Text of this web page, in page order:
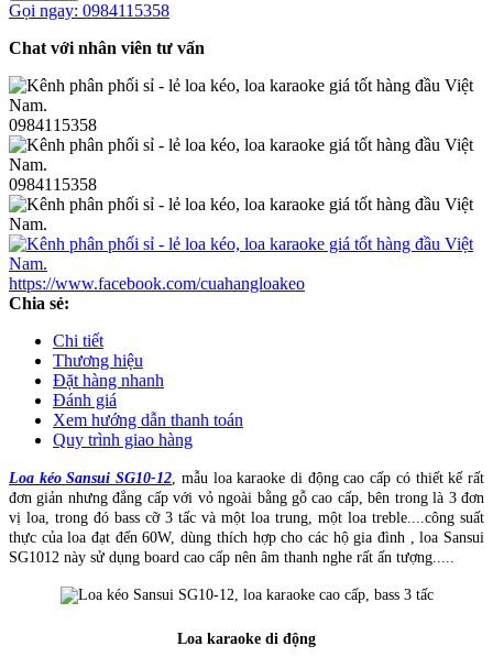
Gọi ngay: 0984115358
Chat với nhân viên tư vấn
0984115358
0984115358
https://www.facebook.com/cuahangloakeo
Chia sẻ:
Chi tiết
Thương hiệu
Đặt hàng nhanh
Đánh giá
Xem hướng dẫn thanh toán
Quy trình giao hàng
Loa kéo Sansui SG10-12, mẫu loa karaoke di động cao cấp có thiết kế rất
đơn giản nhưng đẳng cấp với vỏ ngoài bằng gỗ cao cấp, bên trong là 3 đơn
vị loa, trong đó bass cỡ 3 tấc và một loa trung, một loa treble....công suất
thực của loa đạt đến 60W, dùng thích hợp cho các hộ gia đình , loa Sansui
SG1012 này sử dụng board cao cấp nên âm thanh nghe rất ấn tượng.....
Loa karaoke di động